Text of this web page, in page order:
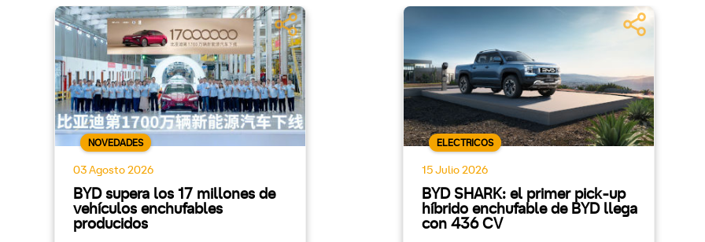
NOVEDADES
03 Agosto 2026
BYD supera los 17 millones de
vehículos enchufables
producidos
ELECTRICOS
15 Julio 2026
BYD SHARK: el primer pick-up
híbrido enchufable de BYD llega
con 436 CV